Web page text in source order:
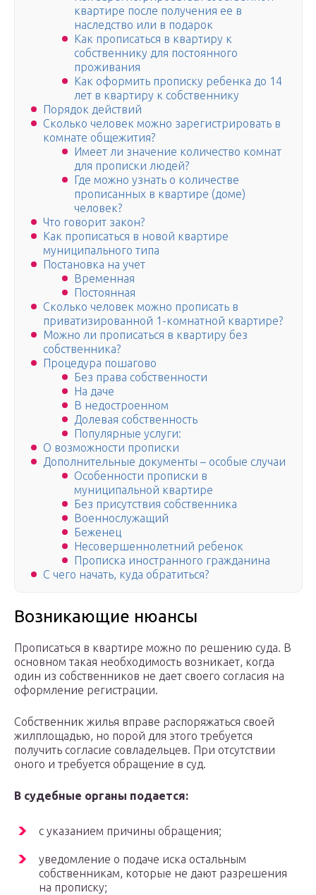
квартире после получения ее в
наследство или в подарок
Как прописаться в квартиру к
собственнику для постоянного
проживания
Как оформить прописку ребенка до 14
лет в квартиру к собственнику
Порядок действий
Сколько человек можно зарегистрировать в
комнате общежития?
Имеет ли значение количество комнат
для прописки людей?
Где можно узнать о количестве
прописанных в квартире (доме)
человек?
Что говорит закон?
Как прописаться в новой квартире
муниципального типа
Постановка на учет
Временная
Постоянная
Сколько человек можно прописать в
приватизированной 1-комнатной квартире?
Можно ли прописаться в квартиру без
собственника?
Процедура пошагово
Без права собственности
На даче
В недостроенном
Долевая собственность
Популярные услуги:
О возможности прописки
Дополнительные документы – особые случаи
Особенности прописки в
муниципальной квартире
Без присутствия собственника
Военнослужащий
Беженец
Несовершеннолетний ребенок
Прописка иностранного гражданина
С чего начать, куда обратиться?
Возникающие нюансы
Прописаться в квартире можно по решению суда. В
основном такая необходимость возникает, когда
один из собственников не дает своего согласия на
оформление регистрации.
Собственник жилья вправе распоряжаться своей
жилплощадью, но порой для этого требуется
получить согласие совладельцев. При отсутствии
оного и требуется обращение в суд.
В судебные органы подается:
с указанием причины обращения;
уведомление о подаче иска остальным
собственникам, которые не дают разрешения
на прописку;